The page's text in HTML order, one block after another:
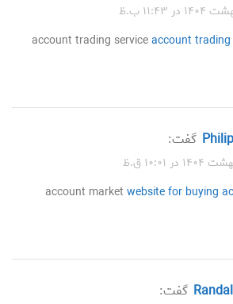
account trading serviceaccount trading
گفت:
account market website for buying
گفت: